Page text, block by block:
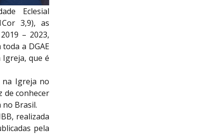
Eclesial
3,9), as
– 2023,
a DGAE
Igreja, que é
na Igreja no
de conhecer
Brasil.
realizada
pela